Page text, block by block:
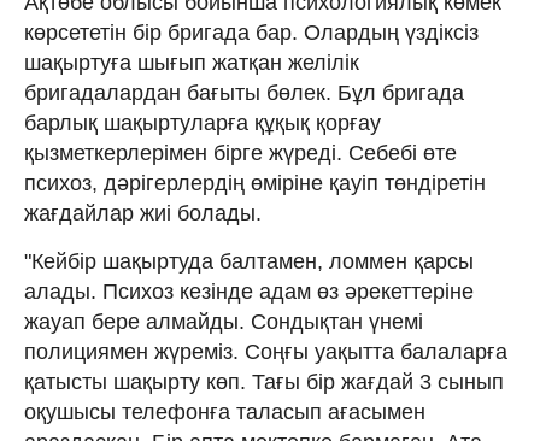
көрсететін бір бригада бар. Олардың үздіксіз
шақыртуға шығып жатқан желілік
бригадалардан бағыты бөлек. Бұл бригада
барлық шақыртуларға құқық қорғау
қызметкерлерімен бірге жүреді. Себебі өте
психоз, дәрігерлердің өміріне қауіп төндіретін
жағдайлар жиі болады.
"Кейбір шақыртуда балтамен, ломмен қарсы
алады. Психоз кезінде адам өз әрекеттеріне
жауап бере алмайды. Сондықтан үнемі
полициямен жүреміз. Соңғы уақытта балаларға
қатысты шақырту көп. Тағы бір жағдай 3 сынып
оқушысы телефонға таласып ағасымен